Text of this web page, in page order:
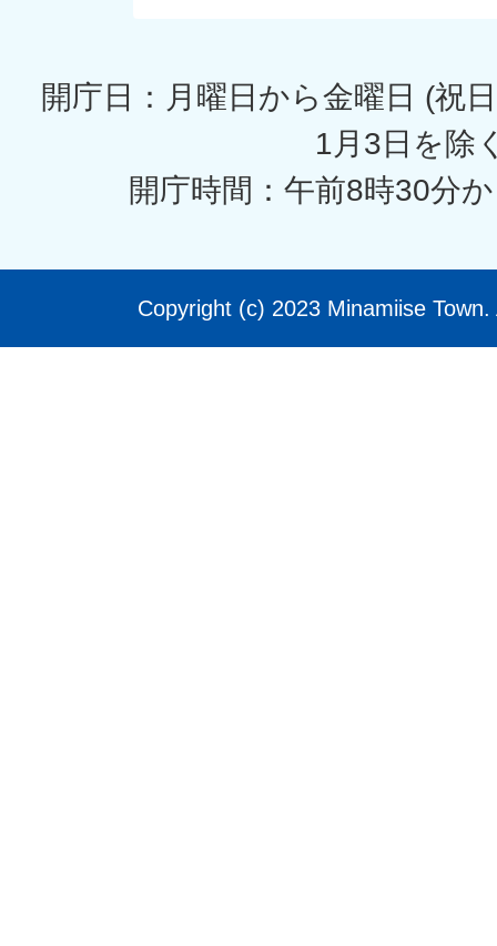
開庁日：月曜日から金曜日 (祝
1月3日を除
開庁時間：午前8時30分
Copyright (c) 2023 Minamiise